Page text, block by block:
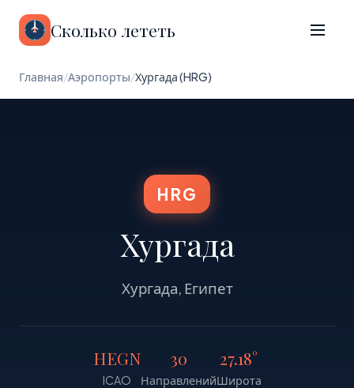
Сколько лететь
Главная/Аэропорты/Хургада (HRG)
HRG
Хургада
Хургада, Египет
HEGN
ICAO
30
Направлений
27.18°
Широта